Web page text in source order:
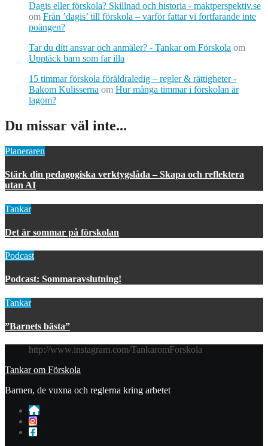
Dagis eller förskola? Skillnad och historia - maktperspektiv.se
om Från ’dagis’ till förskola – varför fattar vi fortfarande inte
poängen?
Tar du ditt ansvar och anmäler? - Tankar om Förskola om
Upptäck barn som far illa
15 timmar förskola föräldraledig – regler & rättigheter -
Bakom Kulisserna om Hur många timmar i förskolan är
lagom?
Du missar väl inte...
Planeraren
Stärk din pedagogiska verktygslåda – Skapa och reflektera
utan AI
Tankar
Det är sommar på förskolan
Podcast
Podcast: Sommaravslutning!
Tankar
”Barnets bästa”
http://www.instagram.com/TankaromForskola
Tankar om Förskola
Barnen, de vuxna och reglerna kring arbetet